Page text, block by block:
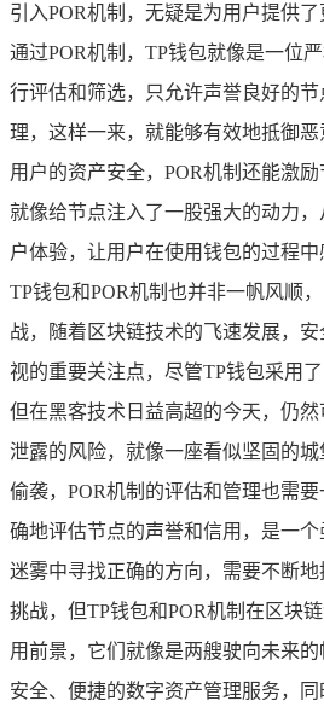
引入POR机制，无疑是为用户提供了
通过POR机制，TP钱包就像是一位
行评估和筛选，只允许声誉良好的
理，这样一来，就能够有效地抵御
用户的资产安全，POR机制还能激励
就像给节点注入了一股强大的动力
户体验，让用户在使用钱包的过程中
TP钱包和POR机制也并非一帆风顺
战，随着区块链技术的飞速发展，
视的重要关注点，尽管TP钱包采用
但在黑客技术日益高超的今天，仍
泄露的风险，就像一座看似坚固的
偷袭，POR机制的评估和管理也需
确地评估节点的声誉和信用，是一
迷雾中寻找正确的方向，需要不断
挑战，但TP钱包和POR机制在区块
用前景，它们就像是两艘驶向未来
安全、便捷的数字资产管理服务，